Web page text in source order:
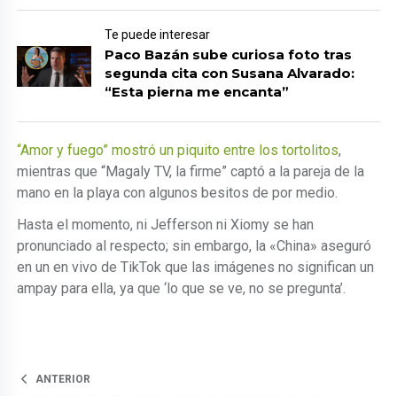
Te puede interesar
Paco Bazán sube curiosa foto tras
segunda cita con Susana Alvarado:
“Esta pierna me encanta”
“Amor y fuego” mostró un piquito entre los tortolitos,
mientras que “Magaly TV, la firme” captó a la pareja de la
mano en la playa con algunos besitos de por medio.
Hasta el momento, ni Jefferson ni Xiomy se han
pronunciado al respecto; sin embargo, la «China» aseguró
en un en vivo de TikTok que las imágenes no significan un
ampay para ella, ya que ‘lo que se ve, no se pregunta’.
ANTERIOR